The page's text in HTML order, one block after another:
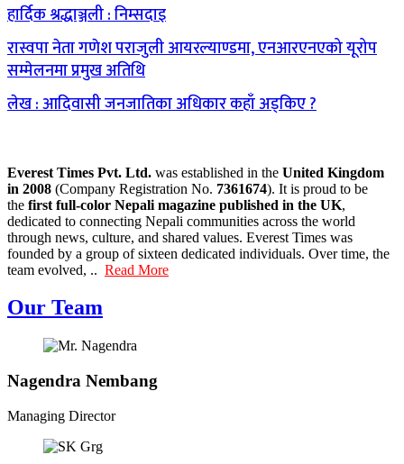
हार्दिक श्रद्धाञ्जली : निम्सदाइ
रास्वपा नेता गणेश पराजुली आयरल्याण्डमा, एनआरएनएको यूरोप
सम्मेलनमा प्रमुख अतिथि
लेख : आदिवासी जनजातिका अधिकार कहाँ अड्किए ?
Everest Times Pvt. Ltd. was established in the United Kingdom
in 2008 (Company Registration No. 7361674). It is proud to be
the first full-color Nepali magazine published in the UK,
dedicated to connecting Nepali communities across the world
through news, culture, and shared values. Everest Times was
founded by a group of sixteen dedicated individuals. Over time, the
team evolved, .. Read More
Our Team
Nagendra Nembang
Managing Director